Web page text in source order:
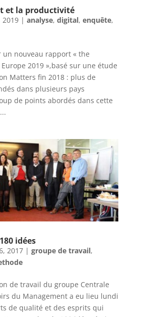
et la productivité
2019| analyse, digital, enquête,
un nouveau rapport « the
2019 »,basé sur une étude
Matters fin 2018 : plus de
dans plusieurs pays
de points abordés dans cette
idées
2017| groupe de travail,
de travail du groupe Centrale
du Management a eu lieu lundi
de qualité et des esprits qui